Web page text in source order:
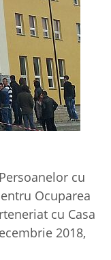
cu
Ocuparea
cu Casa
2018,